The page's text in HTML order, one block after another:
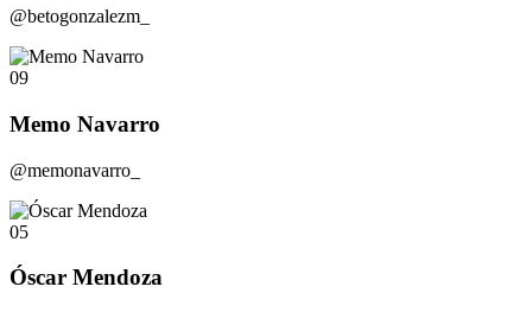
@betogonzalezm_
09
Memo Navarro
@memonavarro_
05
Óscar Mendoza